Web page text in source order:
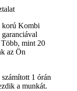
korú Kombi
mint 20
az Ön
1 órán
a munkát.